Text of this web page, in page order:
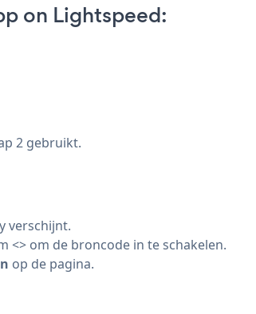
on Lightspeed:
2 gebruikt.
verschijnt.
<> om de broncode in te schakelen.
op de pagina.